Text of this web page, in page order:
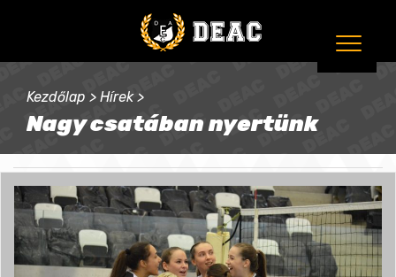
Kezdőlap > Hírek >
Nagy csatában nyertünk